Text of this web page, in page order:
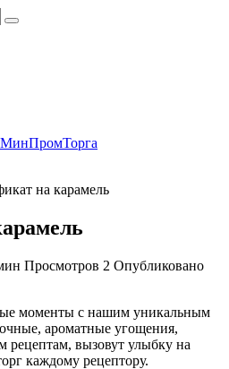
на карамель
Просмотров 2 Опубликовано
моменты с нашим уникальным
ароматные угощения,
рецептам, вызовут улыбку на
каждому рецептору.